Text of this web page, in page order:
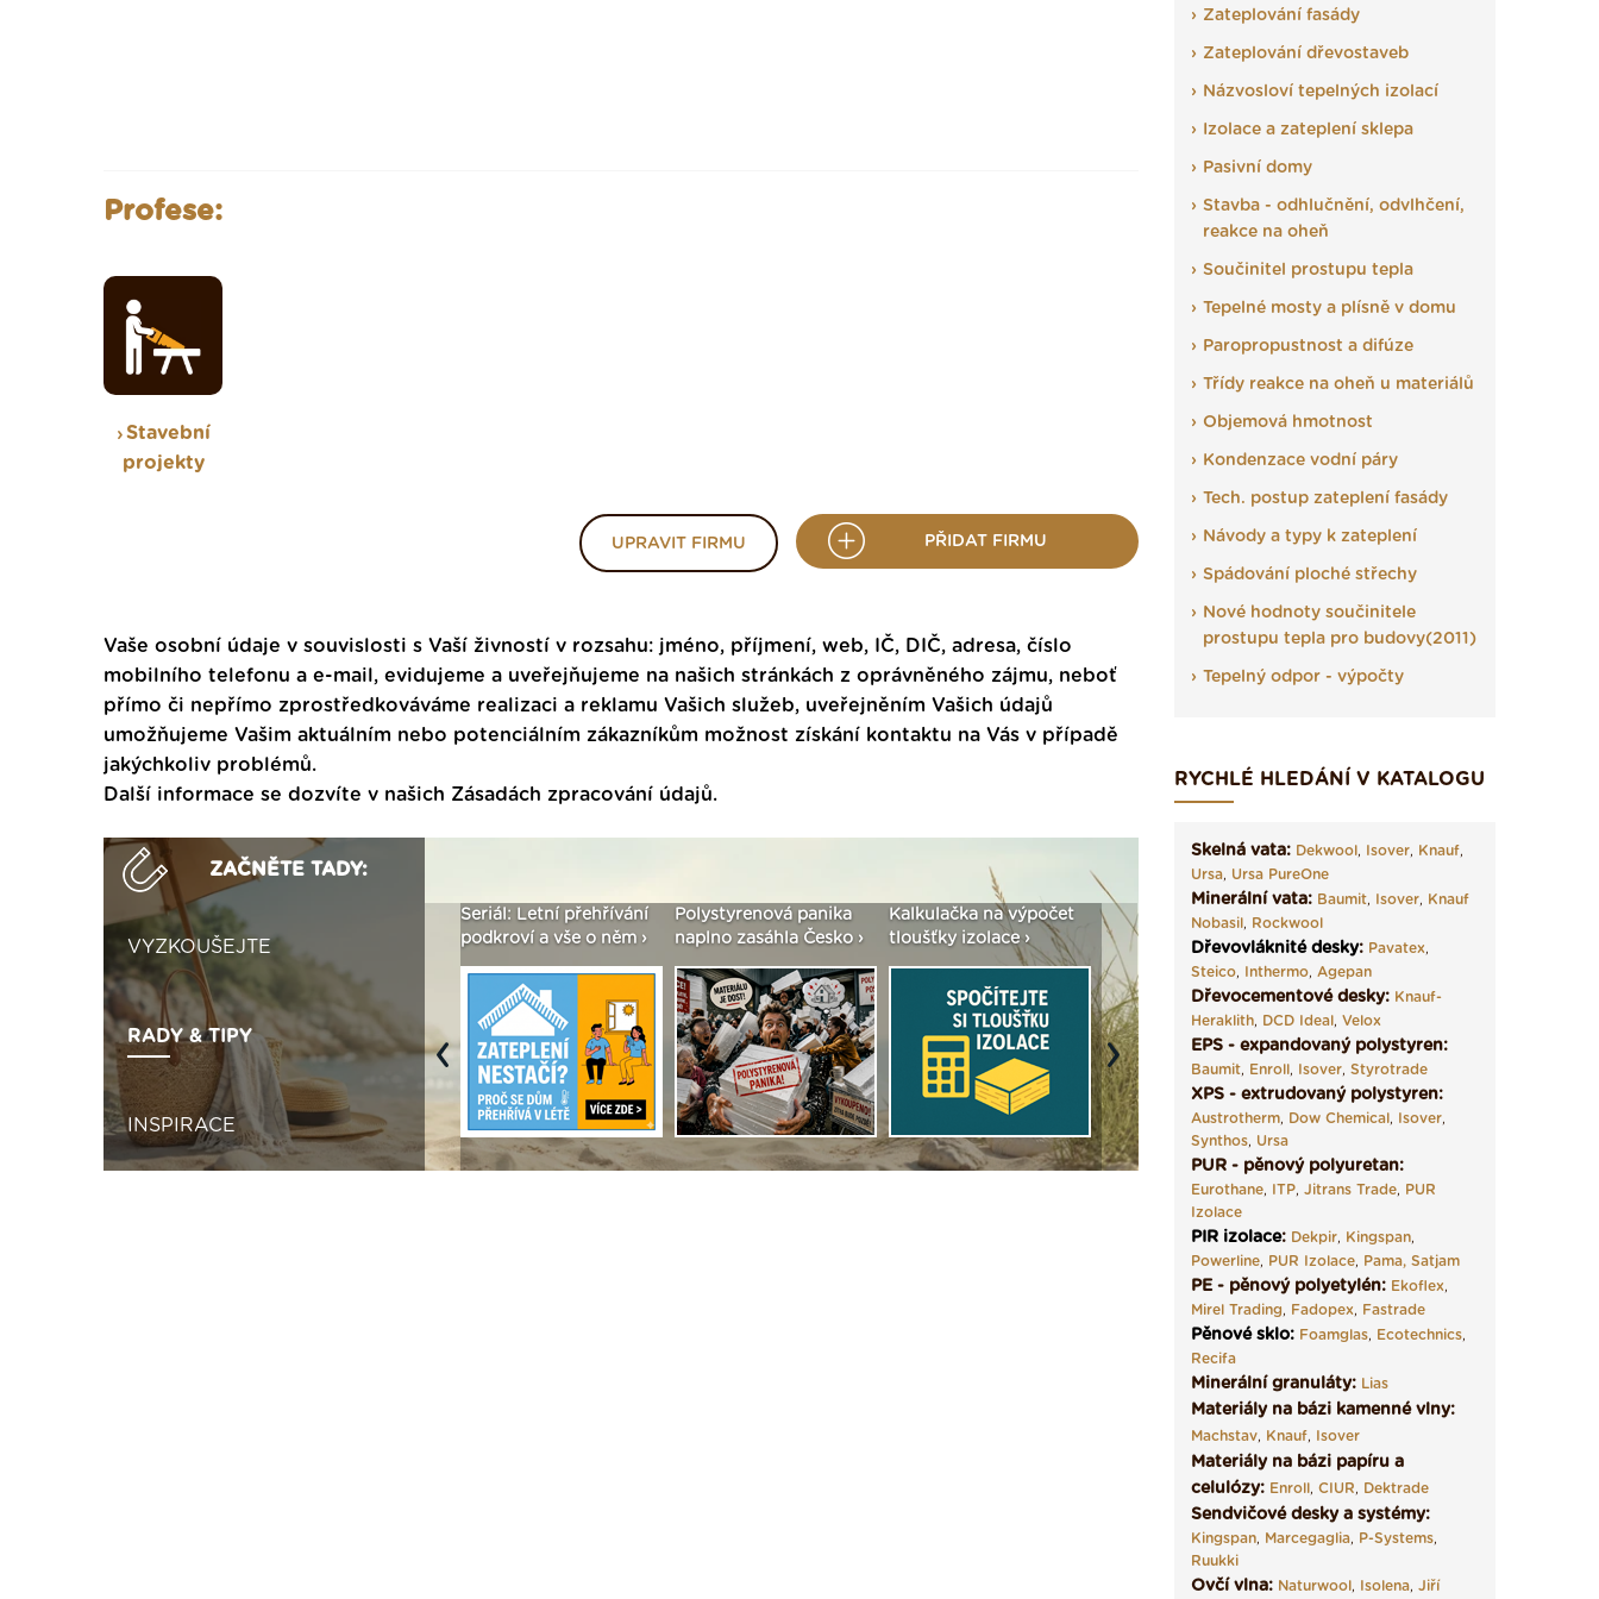
Profese:
Stavební
projekty
UPRAVIT FIRMU PŘIDAT FIRMU
Vaše osobní údaje v souvislosti s Vaší živností v rozsahu: jméno, příjmení, web, IČ, DIČ, adresa, číslo
mobilního telefonu a e-mail, evidujeme a uveřejňujeme na našich stránkách z oprávněného zájmu, neboť
přímo či nepřímo zprostředkováváme realizaci a reklamu Vašich služeb, uveřejněním Vašich údajů
umožňujeme Vašim aktuálním nebo potenciálním zákazníkům možnost získání kontaktu na Vás v případě
jakýchkoliv problémů.
Další informace se dozvíte v našich Zásadách zpracování údajů.
ZAČNĚTE TADY:
VYZKOUŠEJTE
RADY & TIPY
INSPIRACE
Vytvořte si vizualizaci
seženeme! ›
Seriál: Letní přehřívání
podkroví a vše o něm ›
Polystyrenová panika
naplno zasáhla Česko ›
Kalkulačka na výpočet
tloušťky izolace ›
Seriál: Fasády ETICS a
vše podstatné v kostce ›
Vyberte si izolaci a pak
ji tady klidně poptejte ›
Previous Next
Zateplování fasády
Zateplování dřevostaveb
Názvosloví tepelných izolací
Izolace a zateplení sklepa
Pasivní domy
Stavba - odhlučnění, odvlhčení,
reakce na oheň
Součinitel prostupu tepla
Tepelné mosty a plísně v domu
Paropropustnost a difúze
Třídy reakce na oheň u materiálů
Objemová hmotnost
Kondenzace vodní páry
Tech. postup zateplení fasády
Návody a typy k zateplení
Spádování ploché střechy
Nové hodnoty součinitele
prostupu tepla pro budovy(2011)
Tepelný odpor - výpočty
RYCHLÉ HLEDÁNÍ V KATALOGU
Skelná vata: Dekwool, Isover, Knauf,
Ursa, Ursa PureOne
Minerální vata: Baumit, Isover, Knauf
Nobasil, Rockwool
Dřevovláknité desky: Pavatex,
Steico, Inthermo, Agepan
Dřevocementové desky: Knauf-
Heraklith, DCD Ideal, Velox
EPS - expandovaný polystyren:
Baumit, Enroll, Isover, Styrotrade
XPS - extrudovaný polystyren:
Austrotherm, Dow Chemical, Isover,
Synthos, Ursa
PUR - pěnový polyuretan:
Eurothane, ITP, Jitrans Trade, PUR
Izolace
PIR izolace: Dekpir, Kingspan,
Powerline, PUR Izolace, Pama, Satjam
PE - pěnový polyetylén: Ekoflex,
Mirel Trading, Fadopex, Fastrade
Pěnové sklo: Foamglas, Ecotechnics,
Recifa
Minerální granuláty: Lias
Materiály na bázi kamenné vlny:
Machstav, Knauf, Isover
Materiály na bázi papíru a
celulózy: Enroll, CIUR, Dektrade
Sendvičové desky a systémy:
Kingspan, Marcegaglia, P-Systems,
Ruukki
Ovčí vlna: Naturwool, Isolena, Jiří